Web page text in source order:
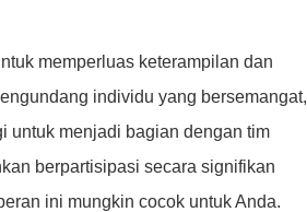
memperluas keterampilan dan
individu yang bersemangat,
untuk menjadi bagian dengan tim
berpartisipasi secara signifikan
ini mungkin cocok untuk Anda.